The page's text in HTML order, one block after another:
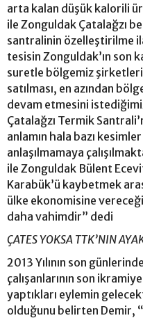
arta kalan düşük kalorili
ile Zonguldak Çatalağzı
santralinin özelleştirilme
tesisin Zonguldak’ın son
suretle bölgemiz
satılması, en azından
devam etmesini
Çatalağzı Termik
anlamın hala bazı
anlaşılmamaya
ile Zonguldak Bülent
Karabük’ü kaybetmek
ülke ekonomisine
daha vahimdir” dedi
ÇATES YOKSA TTK’NIN
2013 Yılının son
çalışanlarının son
yaptıkları eylemin
olduğunu belirten Demir,